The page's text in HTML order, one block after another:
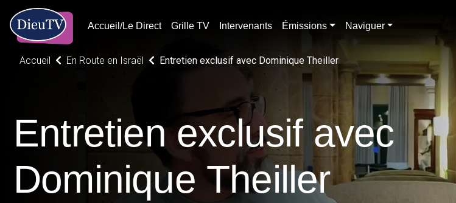
Accueil/Le Direct Grille TV Intervenants Émissions Naviguer
Accueil En Route en Israël Entretien exclusif avec Dominique Theiller
Entretien exclusif avec
Dominique Theiller